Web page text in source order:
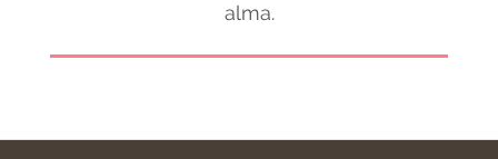
alma.